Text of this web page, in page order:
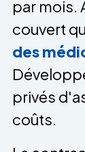
par mois.
couvert
des
privés
coûts.